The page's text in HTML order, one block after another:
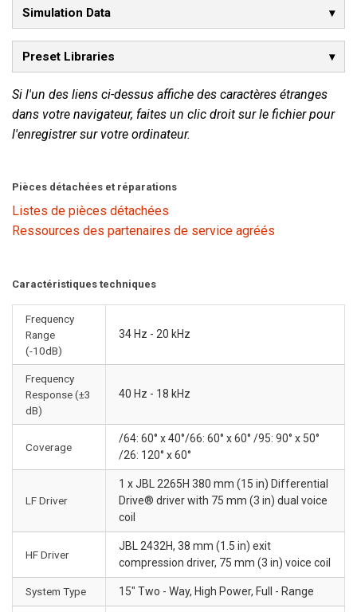
Simulation Data
Preset Libraries
Si l'un des liens ci-dessus affiche des caractères étranges
dans votre navigateur, faites un clic droit sur le fichier pour
l'enregistrer sur votre ordinateur.
Pièces détachées et réparations
Listes de pièces détachées
Ressources des partenaires de service agréés
Caractéristiques techniques
Frequency
Range
(-10dB)
34 Hz - 20 kHz
Frequency
Response (±3
dB)
40 Hz - 18 kHz
Coverage
/64: 60° x 40°/66: 60° x 60° /95: 90° x 50°
/26: 120° x 60°
LF Driver
1 x JBL 2265H 380 mm (15 in) Differential
Drive® driver with 75 mm (3 in) dual voice
coil
HF Driver
JBL 2432H, 38 mm (1.5 in) exit
compression driver, 75 mm (3 in) voice coil
System Type 15" Two - Way, High Power, Full - Range